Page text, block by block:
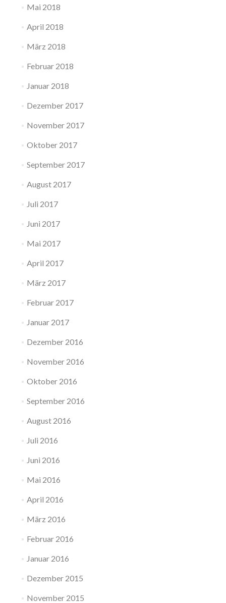
Mai 2018
April 2018
März 2018
Februar 2018
Januar 2018
Dezember 2017
November 2017
Oktober 2017
September 2017
August 2017
Juli 2017
Juni 2017
Mai 2017
April 2017
März 2017
Februar 2017
Januar 2017
Dezember 2016
November 2016
Oktober 2016
September 2016
August 2016
Juli 2016
Juni 2016
Mai 2016
April 2016
März 2016
Februar 2016
Januar 2016
Dezember 2015
November 2015